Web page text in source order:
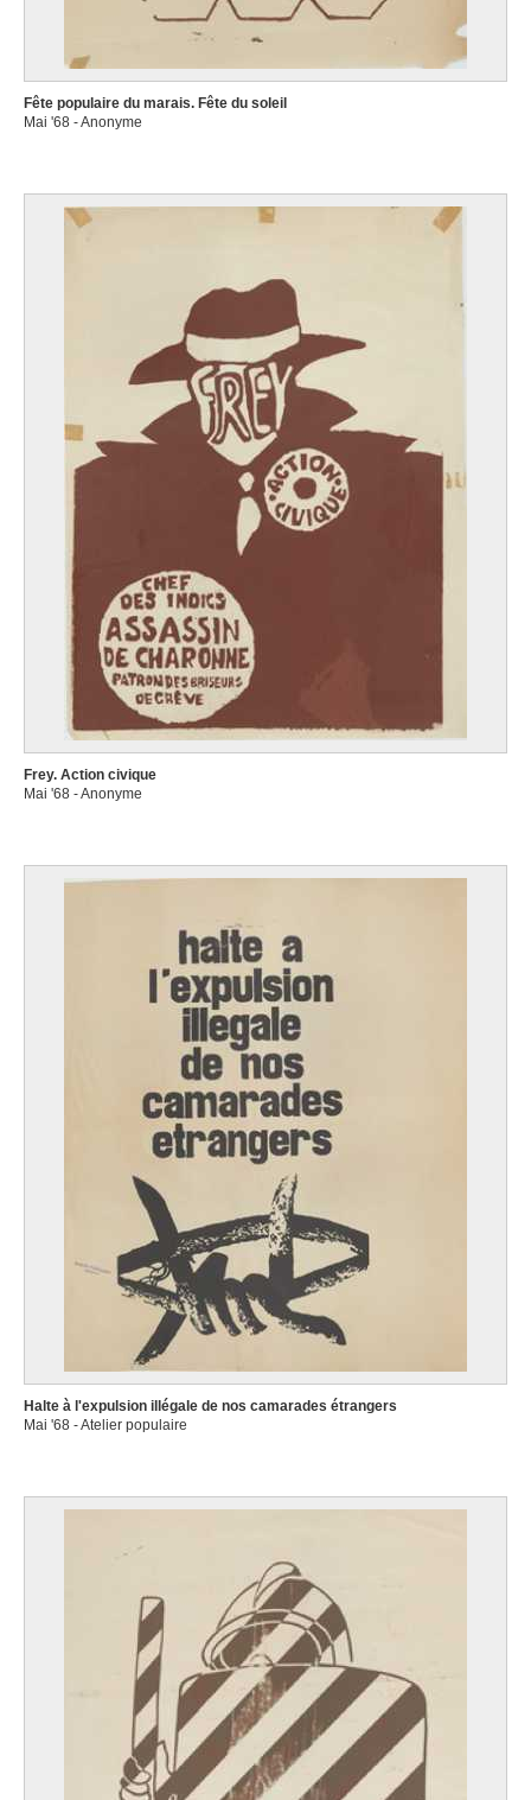
Fête populaire du marais. Fête du soleil
Mai '68 - Anonyme
Frey. Action civique
Mai '68 - Anonyme
Halte à l'expulsion illégale de nos camarades étrangers
Mai '68 - Atelier populaire